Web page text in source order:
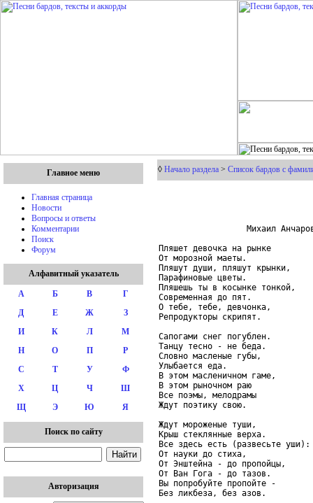
Главное меню
Главная страница
Новости
Вопросы и ответы
Комментарии
Поиск
Форум
Алфавитный указатель
А Б В
Г
Д
Е Ж
З
И
К Л
М
Н
О П
Р
С
Т У
Ф
Х
Ц Ч
Ш
Щ
Э Ю Я
Поиск по сайту
Авторизация
◊ Начало раздела > Список бардов с
Михаил
Пляшет девочка на рынке
От морозной маеты.
Пляшут души, пляшут крынки,
Парафиновые цветы.
Пляшешь ты в косынке тонкой,
Современная до пят.
О тебе, тебе, девчонка,
Репродукторы скрипят.
Сапогами снег погублен.
Танцу тесно - не беда.
Словно масленые губы,
Улыбается еда.
В этом масленичном гаме,
В этом рыночном раю
Все поэмы, мелодрамы
Ждут поэтику свою.
Ждут мороженые туши,
Крыш стеклянные верха.
Все здесь есть (развесьте уши):
От науки до стиха,
От Энштейна - до пропойцы,
От Ван Гога - до тазов.
Вы попробуйте пропойте -
Без ликбеза, без азов.